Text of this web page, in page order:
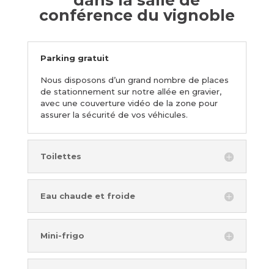
conférence du vignoble
Parking gratuit
Nous disposons d’un grand nombre de places
de stationnement sur notre allée en gravier,
avec une couverture vidéo de la zone pour
assurer la sécurité de vos véhicules.
Toilettes
Eau chaude et froide
Mini-frigo